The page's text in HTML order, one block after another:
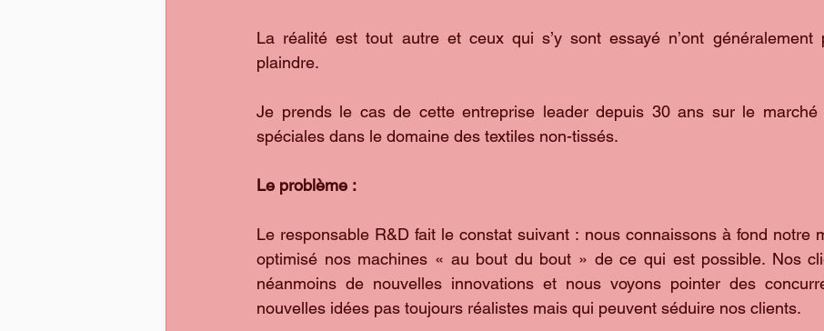
La réalité est tout autre et ceux qui s’y sont essayé n’ont généralement
plaindre.
Je prends le cas de cette entreprise leader depuis 30 ans sur le marché
spéciales dans le domaine des textiles non-tissés.
Le problème :
Le responsable R&D fait le constat suivant : nous connaissons à fond notre
optimisé nos machines « au bout du bout » de ce qui est possible. Nos
néanmoins de nouvelles innovations et nous voyons pointer des
nouvelles idées pas toujours réalistes mais qui peuvent séduire nos clients.